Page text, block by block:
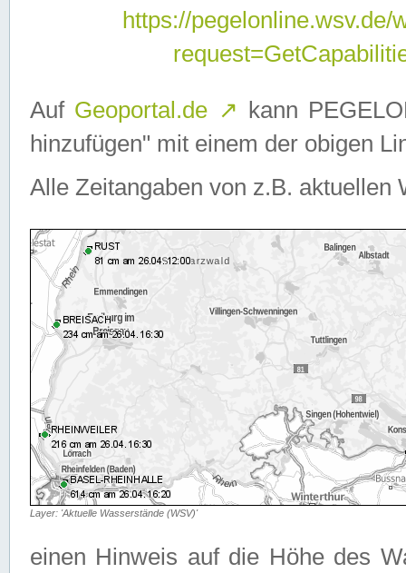
https://
Auf Geoportal.de ↗ kann
hinzufügen" mit einem der obigen
Alle Zeitangaben von z.B. aktuellen
Layer: 'Aktuelle Wasserstände (WSV)'
einen Hinweis auf die Höhe des